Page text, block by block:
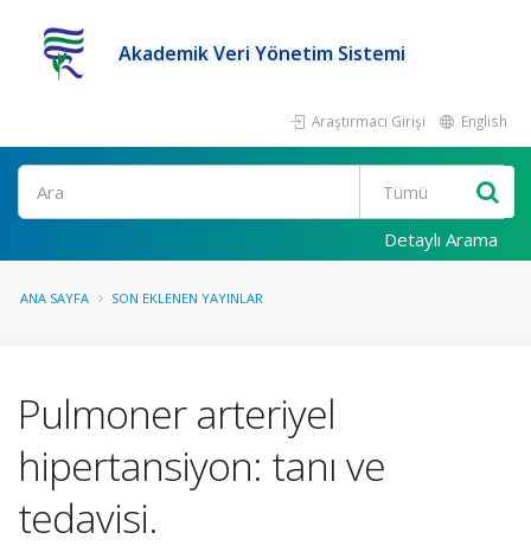
Akademik Veri Yönetim Sistemi
Araştırmacı Girişi English
Ara
Detaylı Arama
ANA SAYFA SON EKLENEN YAYINLAR
Pulmoner arteriyel
hipertansiyon: tanı ve
tedavisi.